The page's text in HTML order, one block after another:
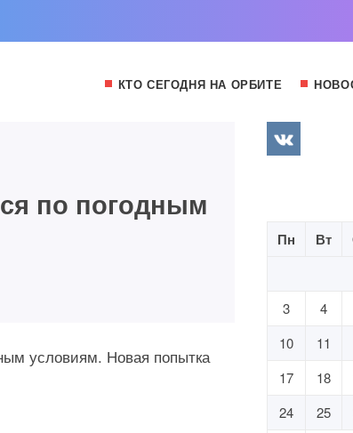
КТО СЕГОДНЯ НА ОРБИТЕ
по погодным
условиям. Новая попытка
Пн Вт
3
4
10
11
17
18
24
25